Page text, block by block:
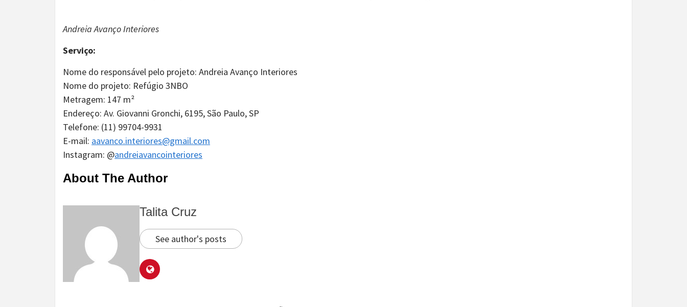
Andreia Avanço Interiores
Serviço:
Nome do responsável pelo projeto: Andreia Avanço Interiores
Nome do projeto: Refúgio 3NBO
Metragem: 147 m²
Endereço: Av. Giovanni Gronchi, 6195, São Paulo, SP
Telefone: (11) 99704-9931
E-mail: aavanco.interiores@gmail.com
Instagram: @andreiavancointeriores
About The Author
Talita Cruz
See author's posts